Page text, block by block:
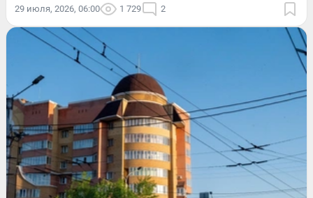
29 июля, 2026, 06:00 1 729 2